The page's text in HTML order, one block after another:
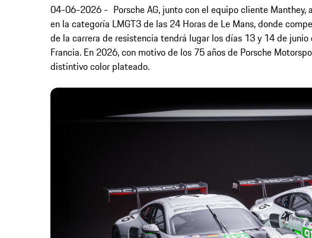
04-06-2026
Porsche AG, junto con el equipo cliente
en la categoría LMGT3 de las 24 Horas de Le Mans, donde
de la carrera de resistencia tendrá lugar los días 13 y 14 de
Francia. En 2026, con motivo de los 75 años de Porsche
distintivo color plateado.